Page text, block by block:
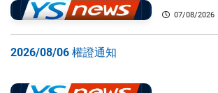
07/08/2026
2026/08/06 權證通知